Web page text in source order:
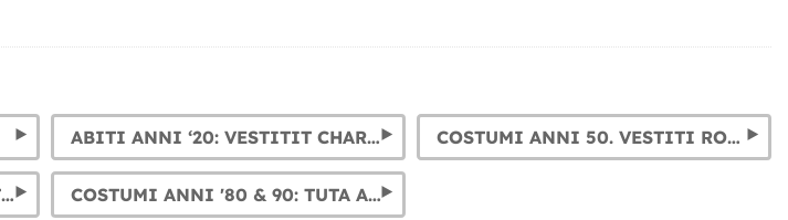
ABITI ANNI ‘20: VESTITIT CHARLESTON, CABARET E GANGSTER COSTUMI ANNI 50. VESTITI ROCK AND ROLL E PIN-UP
COSTUMI DA ANNI '70: TRAVESTIMENTI DISCO DANCE COSTUMI ANNI '80 & 90: TUTA ANNI 80 ORIGINALI